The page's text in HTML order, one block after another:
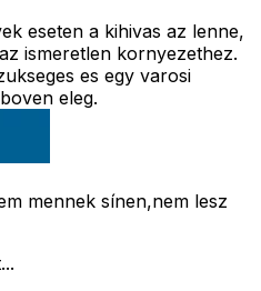
eseten a kihivas az lenne,
ismeretlen kornyezethez.
es egy varosi
eleg.
mennek sínen,nem lesz